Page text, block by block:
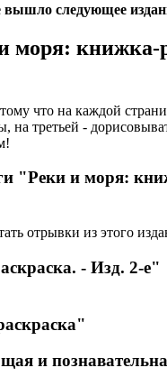
следующее
моря: книжка-
что на каждой
на третьей -
"Реки и моря:
отрывки из этого
- Изд. 2-е"
и